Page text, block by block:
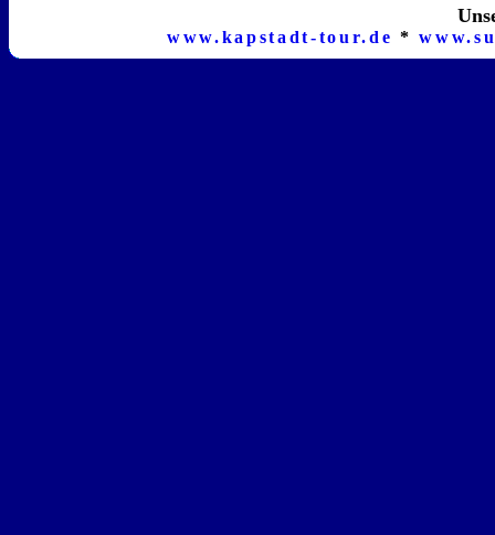
www.kapstadt-tour.de *